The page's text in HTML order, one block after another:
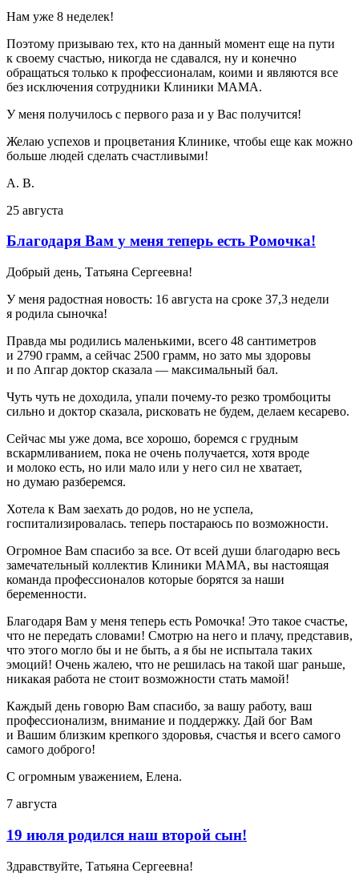
Нам уже 8 неделек!
Поэтому призываю тех, кто на данный момент еще на пути
к своему счастью, никогда не сдавался, ну и конечно
обращаться только к профессионалам, коими и являются все
без исключения сотрудники Клиники МАМА.
У меня получилось с первого раза и у Вас получится!
Желаю успехов и процветания Клинике, чтобы еще как можно
больше людей сделать счастливыми!
А. В.
25 августа
Благодаря Вам у меня теперь есть Ромочка!
Добрый день, Татьяна Сергеевна!
У меня радостная новость: 16 августа на сроке 37,3 недели
я родила сыночка!
Правда мы родились маленькими, всего 48 сантиметров
и 2790 грамм, а сейчас 2500 грамм, но зато мы здоровы
и по Апгар доктор сказала — максимальный бал.
Чуть чуть не доходила, упали почему-то резко тромбоциты
сильно и доктор сказала, рисковать не будем, делаем кесарево.
Сейчас мы уже дома, все хорошо, боремся с грудным
вскармливанием, пока не очень получается, хотя вроде
и молоко есть, но или мало или у него сил не хватает,
но думаю разберемся.
Хотела к Вам заехать до родов, но не успела,
госпитализировалась. теперь постараюсь по возможности.
Огромное Вам спасибо за все. От всей души благодарю весь
замечательный коллектив Клиники МАМА, вы настоящая
команда профессионалов которые борятся за наши
беременности.
Благодаря Вам у меня теперь есть Ромочка! Это такое счастье,
что не передать словами! Смотрю на него и плачу, представив,
что этого могло бы и не быть, а я бы не испытала таких
эмоций! Очень жалею, что не решилась на такой шаг раньше,
никакая работа не стоит возможности стать мамой!
Каждый день говорю Вам спасибо, за вашу работу, ваш
профессионализм, внимание и поддержку. Дай бог Вам
и Вашим близким крепкого здоровья, счастья и всего самого
самого доброго!
С огромным уважением, Елена.
7 августа
19 июля родился наш второй сын!
Здравствуйте, Татьяна Сергеевна!